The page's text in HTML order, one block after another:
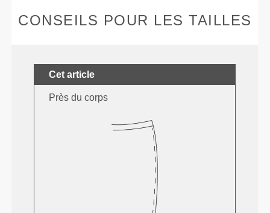
CONSEILS POUR LES TAILLES
Cet article
Près du corps